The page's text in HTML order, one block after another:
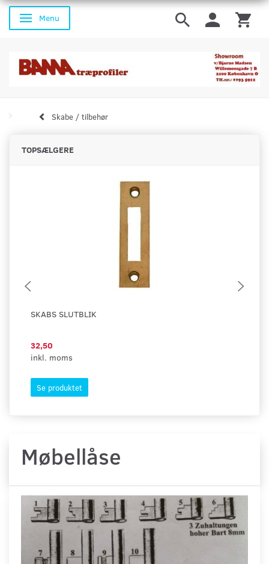
Skifte navigation
Menu
Skabe / tilbehør
TOPSÆLGERE
SKABS SLUTBLIK
32,50
inkl. moms
Se produktet
Møbellåse